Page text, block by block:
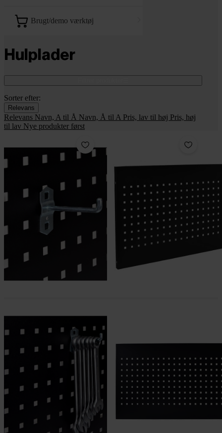
brugt/demo værktøj
Hulplader
Sorter efter:
Relevans
Relevans Navn, A til Å Navn, Å til A Pris, lav til høj Pris, høj
til lav Nye produkter først